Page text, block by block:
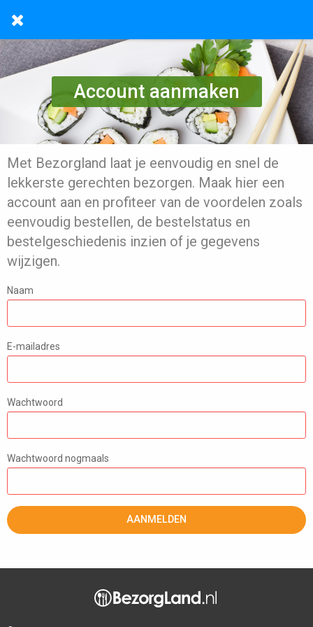
Account aanmaken
Met Bezorgland laat je eenvoudig en snel de
lekkerste gerechten bezorgen. Maak hier een
account aan en profiteer van de voordelen zoals
eenvoudig bestellen, de bestelstatus en
bestelgeschiedenis inzien of je gegevens
wijzigen.
Naam
E-mailadres
Wachtwoord
Wachtwoord nogmaals
AANMELDEN